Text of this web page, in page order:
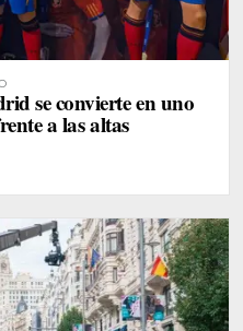
se convierte en uno
a las altas